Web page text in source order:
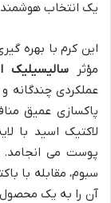
یک انتخاب
این کرم با بهره
مؤثر سالیسیلیک
عملکردی چندگانه
پاکسازی عمیق
لاکتیک اسید با
پوست می انجامد.
سبوم، مقابله با
آن را به یک